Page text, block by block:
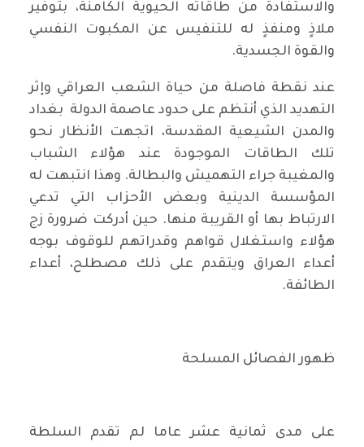
والاستفادة من طاقاته الحيوية الكامنة، بتوفير
ملاذٍ ومنفذٍ له للتنفيس عن المكبوت النفسي
والقوة الجسدية.
عند نقطة فاصلة من حياة الشعب العراقي وإثر
التهديد الذي أنتظم على حدود عاصمة الدولة بغداد
والمدن الشيعية المقدسة، اتجهت الأنظار نحو
تلك الطاقات الموجودة عند هؤلاء الشباب
والمغيبة جراء التهميش والبطالة. وهذا انتبهت له
المؤسسة الدينية وبعض الأحزاب التي تدعي
الارتباط بها أو القريبة منها. حين أدركت ضرورة زج
هؤلاء واستغلال قواهم وقدراتهم للوقوف بوجه
أعداء العراق ويتقدم على ذلك مصطلح، أعداء
الطائفة.
ظهور الفصائل المسلحة
على مدى ثمانية عشر عاما لم تقدم السلطة